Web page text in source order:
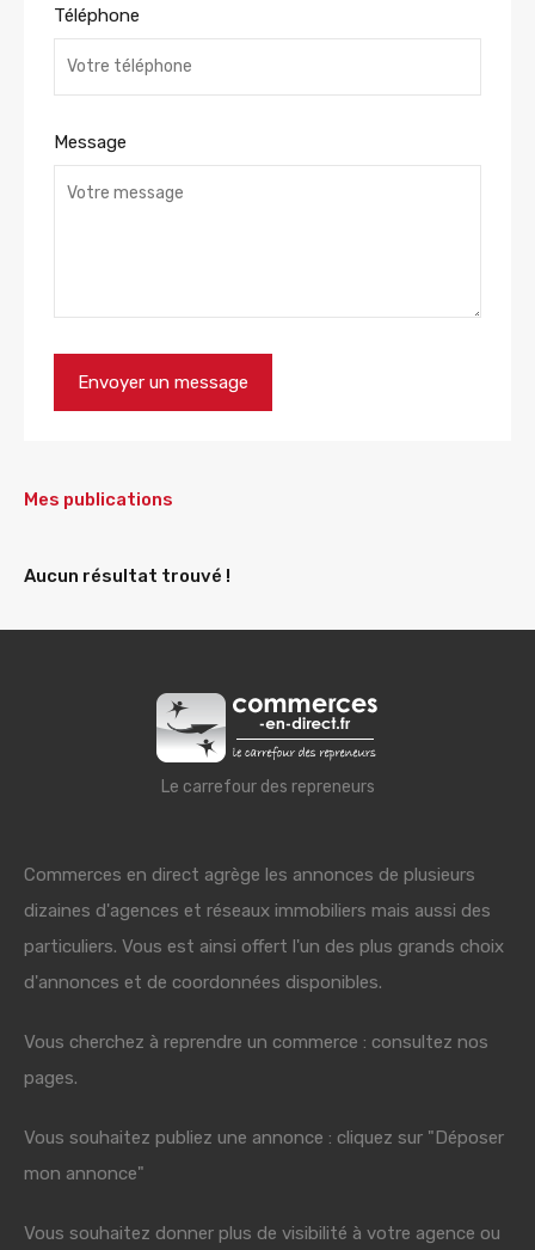
Téléphone
Message
Mes publications
Aucun résultat trouvé !
Le carrefour des repreneurs
Commerces en direct agrège les annonces de plusieurs
dizaines d'agences et réseaux immobiliers mais aussi des
particuliers. Vous est ainsi offert l'un des plus grands choix
d'annonces et de coordonnées disponibles.
Vous cherchez à reprendre un commerce : consultez nos
pages.
Vous souhaitez publiez une annonce : cliquez sur "Déposer
mon annonce"
Vous souhaitez donner plus de visibilité à votre agence ou